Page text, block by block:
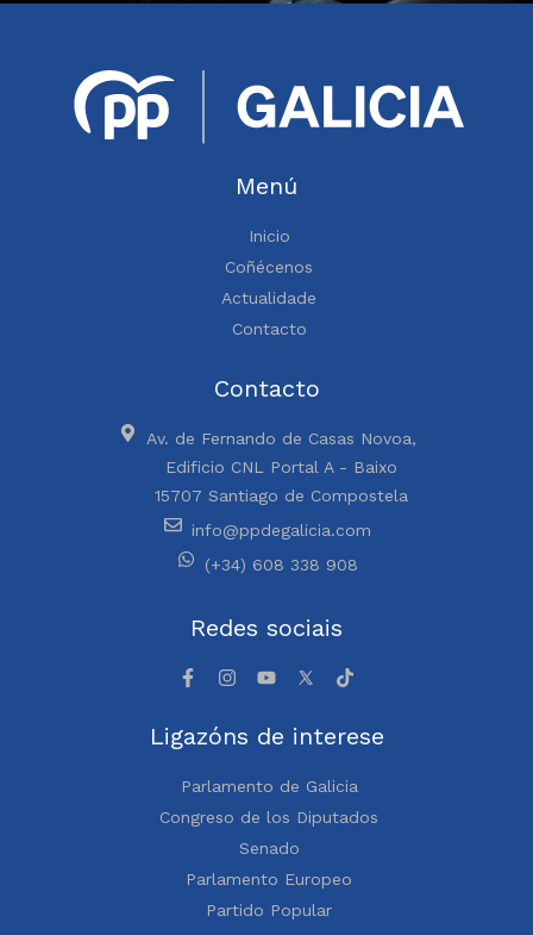
Menú
Inicio
Coñécenos
Actualidade
Contacto
Contacto
Av. de Fernando de Casas Novoa,
Edificio CNL Portal A - Baixo
15707 Santiago de Compostela
info@ppdegalicia.com
(+34) 608 338 908
Redes sociais
Ligazóns de interese
Parlamento de Galicia
Congreso de los Diputados
Senado
Parlamento Europeo
Partido Popular